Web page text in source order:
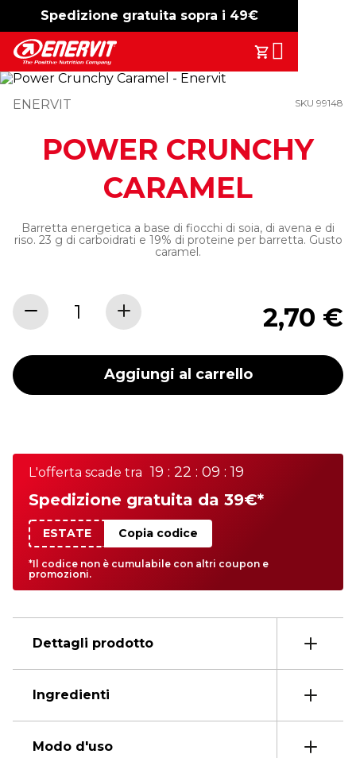
Spedizione gratuita sopra i 49€
-15% free shipping
Il Tuo
Search
ENERVIT SKU 99148
POWER CRUNCHY
CARAMEL
Barretta energetica a base di fiocchi di soia, di avena e di
riso. 23 g di carboidrati e 19% di proteine per barretta. Gusto
caramel.
2,70 €
Aggiungi al carrello
L'offerta scade tra 19 : 22 : 09 : 19
Spedizione gratuita da 39€*
ESTATE Copia codice
*Il codice non è cumulabile con altri coupon e
promozioni.
Dettagli prodotto
Ingredienti
Modo d'uso